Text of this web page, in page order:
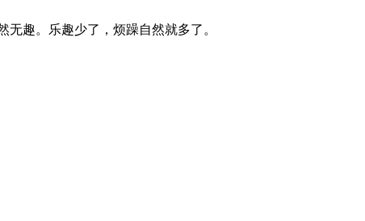
趣。乐趣少了，烦躁自然就多了。